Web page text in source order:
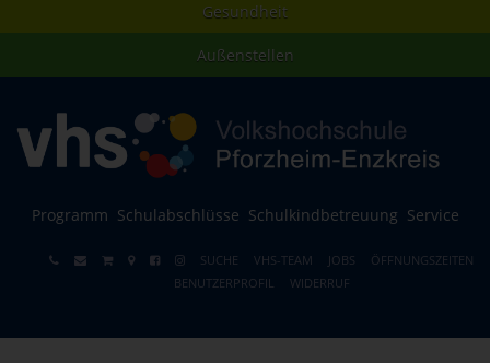
Gesundheit
Außenstellen
Programm Schulabschlüsse Schulkindbetreuung Service
SUCHE VHS-TEAM JOBS
ÖFFNUNGSZEITEN
BENUTZERPROFIL
WIDERRUF